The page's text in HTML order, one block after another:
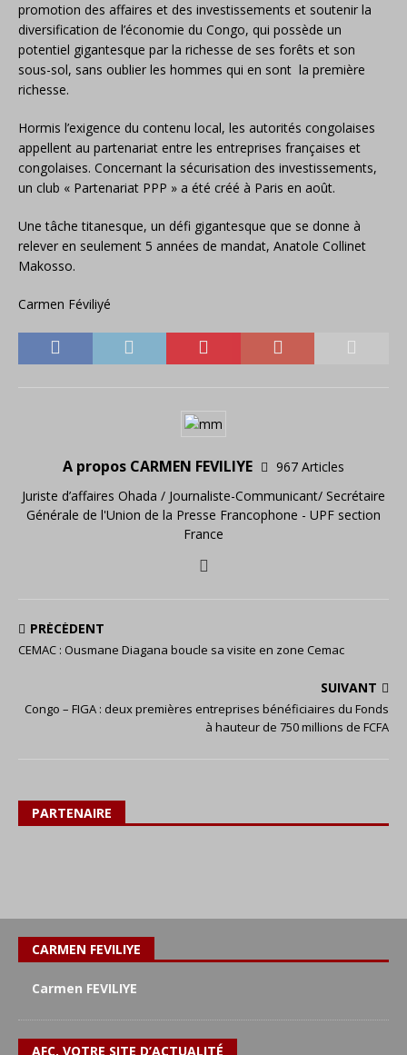
promotion des affaires et des investissements et soutenir la
diversification de l’économie du Congo, qui possède un
potentiel gigantesque par la richesse de ses forêts et son
sous-sol, sans oublier les hommes qui en sont la première
richesse.
Hormis l’exigence du contenu local, les autorités congolaises
appellent au partenariat entre les entreprises françaises et
congolaises. Concernant la sécurisation des investissements,
un club « Partenariat PPP » a été créé à Paris en août.
Une tâche titanesque, un défi gigantesque que se donne à
relever en seulement 5 années de mandat, Anatole Collinet
Makosso.
Carmen Féviliyé
A propos CARMEN FEVILIYE
967 Articles
Juriste d’affaires Ohada / Journaliste-Communicant/ Secrétaire
Générale de l'Union de la Presse Francophone - UPF section
France
PRÉCÉDENT
CEMAC : Ousmane Diagana boucle sa visite en zone Cemac
SUIVANT
Congo – FIGA : deux premières entreprises bénéficiaires du Fonds
à hauteur de 750 millions de FCFA
PARTENAIRE
CARMEN FEVILIYE
Carmen FEVILIYE
AFC, VOTRE SITE D’ACTUALITÉ